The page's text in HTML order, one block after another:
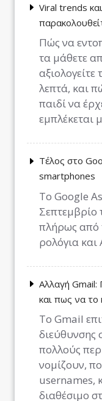
Viral trends
Πώς να
τα μάθετε
αξιολογείτε
λεπτά, και
παιδί να
εμπλέκεται
Τέλος στο
smartphones
Το Google
Σεπτεμβρίο
πλήρως από
ρολόγια
Αλλαγή Gmail:
και πως να το
Το Gmail
διεύθυνσης
πολλούς
νομίζουν,
usernames,
διαθέσιμο